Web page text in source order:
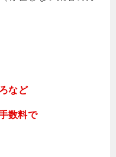
など
数料で